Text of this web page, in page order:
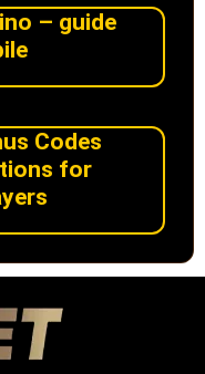
– guide
Codes
for